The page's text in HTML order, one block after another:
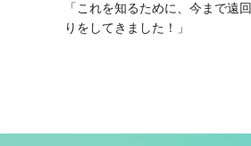
「これを知るために、今まで遠回
りをしてきました！」